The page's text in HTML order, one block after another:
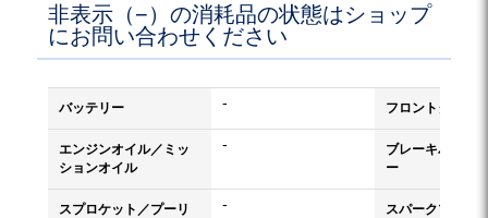
非表示（−）の消耗品の状態はショップ
にお問い合わせください
バッテリー - フロントタイヤ
エンジンオイル／ミッ
ションオイル
-
ブレーキパッド
ー
スプロケット／プーリ
- スパークプラグ